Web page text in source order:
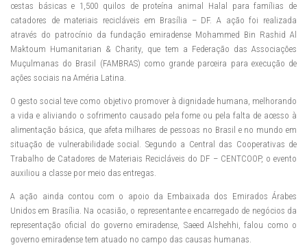
cestas básicas e 1,500 quilos de proteína animal Halal para famílias de
catadores de materiais recicláveis em Brasília – DF. A ação foi realizada
através do patrocínio da fundação emiradense Mohammed Bin Rashid Al
Maktoum Humanitarian & Charity, que tem a Federação das Associações
Muçulmanas do Brasil (FAMBRAS) como grande parceira para execução de
ações sociais na Améria Latina.
O gesto social teve como objetivo promover à dignidade humana, melhorando
a vida e aliviando o sofrimento causado pela fome ou pela falta de acesso à
alimentação básica, que afeta milhares de pessoas no Brasil e no mundo em
situação de vulnerabilidade social. Segundo a Central das Cooperativas de
Trabalho de Catadores de Materiais Recicláveis do DF – CENTCOOP, o evento
auxiliou a classe por meio das entregas.
A ação ainda contou com o apoio da Embaixada dos Emirados Árabes
Unidos em Brasília. Na ocasião, o representante e encarregado de negócios da
representação oficial do governo emiradense, Saeed Alshehhi, falou como o
governo emiradense tem atuado no campo das causas humanas.